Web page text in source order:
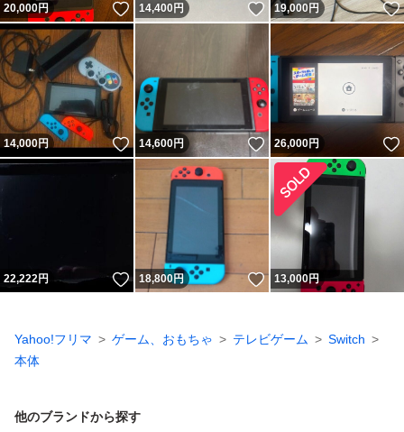
20,000円 いいね！
14,400円 いいね！
19,000円
14,000円 いいね！
14,600円 いいね！
26,000円
22,222円 いいね！
18,800円 いいね！
13,000円
Yahoo!フリマ ゲーム、おもちゃ テレビゲーム
Switch
本体
他のブランドから探す